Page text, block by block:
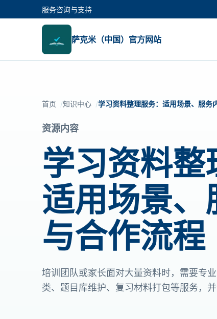
服务咨询与支持
萨克米（中国）官方网站
首页 知识中心 学习资料整理服务：适用场景、服务
资源内容
学习资料整
适用场景、
与合作流程
培训团队或家长面对大量资料时，需要专
类、题目库维护、复习材料打包等服务，